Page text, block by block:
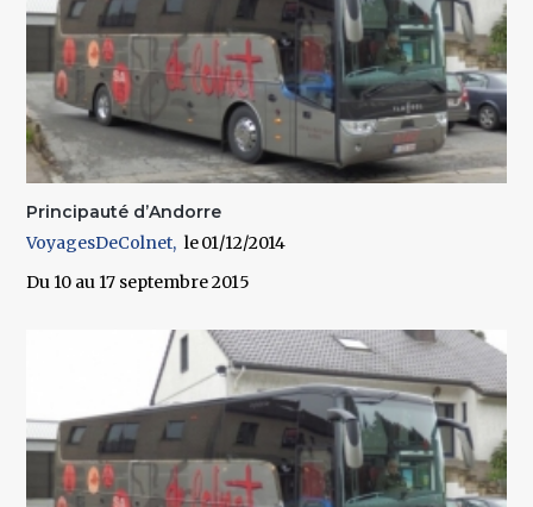
Principauté d’Andorre
VoyagesDeColnet
01/12/2014
Du 10 au 17 septembre 2015